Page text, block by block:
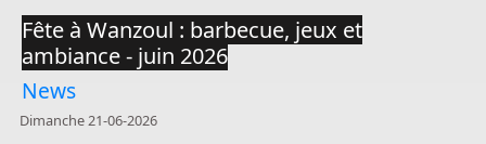
Fête à Wanzoul : barbecue, jeux et
ambiance - juin 2026
News
Dimanche 21-06-2026